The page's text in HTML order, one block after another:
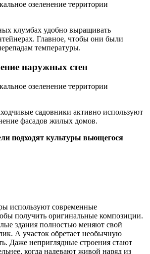
клумбах удобно выращивать
Главное, чтобы они были
температуры.
наружных стен
садовники активно используют
фасадов жилых домов.
подходят культуры вьющегося
используют современные
получить оригинальные композиции.
здания полностью меняют свой
А участок обретает необычную
Даже неприглядные строения стают
когда надевают живой наряд из